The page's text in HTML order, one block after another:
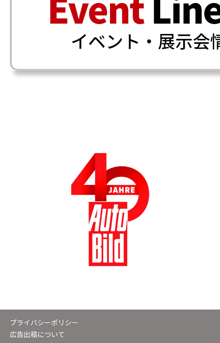
プライバシーポリシー
広告出稿について